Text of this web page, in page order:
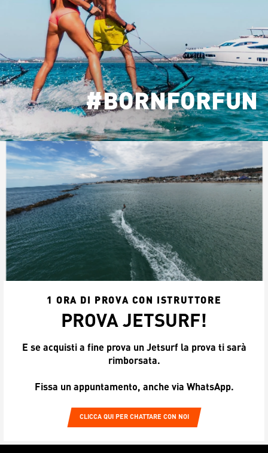
#BORNFORFUN
1 ORA DI PROVA CON ISTRUTTORE
PROVA JETSURF!
E se acquisti a fine prova un Jetsurf la prova ti sarà
rimborsata.
Fissa un appuntamento, anche via WhatsApp.
CLICCA QUI PER CHATTARE CON NOI